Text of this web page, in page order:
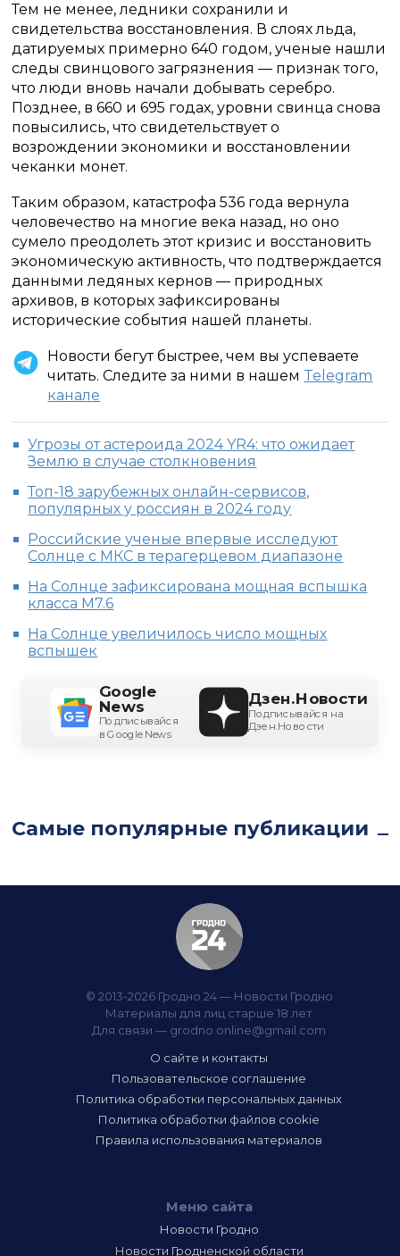
Тем не менее, ледники сохранили и
свидетельства восстановления. В слоях льда,
датируемых примерно 640 годом, ученые нашли
следы свинцового загрязнения — признак того,
что люди вновь начали добывать серебро.
Позднее, в 660 и 695 годах, уровни свинца снова
повысились, что свидетельствует о
возрождении экономики и восстановлении
чеканки монет.
Таким образом, катастрофа 536 года вернула
человечество на многие века назад, но оно
сумело преодолеть этот кризис и восстановить
экономическую активность, что подтверждается
данными ледяных кернов — природных
архивов, в которых зафиксированы
исторические события нашей планеты.
Новости бегут быстрее, чем вы успеваете
читать. Следите за ними в нашем Telegram
канале
Угрозы от астероида 2024 YR4: что ожидает
Землю в случае столкновения
Топ-18 зарубежных онлайн-сервисов,
популярных у россиян в 2024 году
Российские ученые впервые исследуют
Солнце с МКС в терагерцевом диапазоне
На Солнце зафиксирована мощная вспышка
класса M7.6
На Солнце увеличилось число мощных
вспышек
Google
News
Подписывайся
в Google News
Дзен.Новости
Подписывайся на
Дзен.Новости
Самые популярные публикации
© 2013-2026 Гродно 24 — Новости Гродно
Материалы для лиц старше 18 лет
Для связи — grodno.online@gmail.com
О сайте и контакты
Пользовательское соглашение
Политика обработки персональных данных
Политика обработки файлов cookie
Правила использования материалов
Меню сайта
Новости Гродно
Новости Гродненской области